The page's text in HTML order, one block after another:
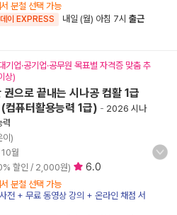
분철 선택 가능
이 EXPRESS 내일 (월) 아침 7시 출근
기업·공기업·공무원 목표별 자격증 맞춤 추
상)
으로 끝내는 시나공 컴활 1급
컴퓨터활용능력 1급) - 2026 시나
력
이)
월
할인 / 2,000원) 6.0
분철 선택 가능
전 + 무료 동영상 강의 + 온라인 채점 서